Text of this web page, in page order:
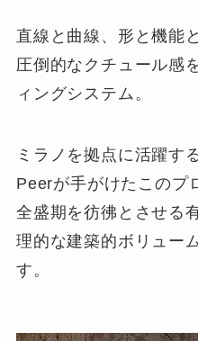
直線と曲線、形と機能
圧倒的なクチュール感
ィングシステム。
ミラノを拠点に活躍す
Peerが手がけたこのプ
全盛期を彷彿とさせる
理的な建築的ボリュー
す。